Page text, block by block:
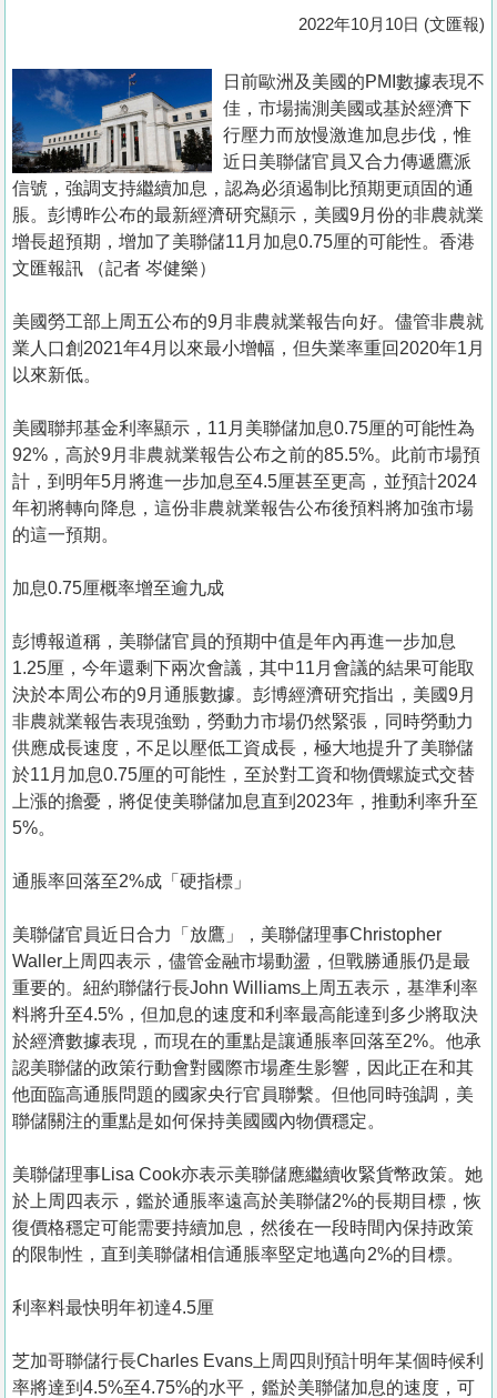
置
業
手
冊
關
於
們
2022年10月10日 (文匯報)
日前歐洲及美國的PMI數據表現不
佳，市場揣測美國或基於經濟下
行壓力而放慢激進加息步伐，惟
近日美聯儲官員又合力傳遞鷹派
信號，強調支持繼續加息，認為必須遏制比預期更頑固的通
脹。彭博昨公布的最新經濟研究顯示，美國9月份的非農就業
增長超預期，增加了美聯儲11月加息0.75厘的可能性。香港
文匯報訊 （記者 岑健樂）
美國勞工部上周五公布的9月非農就業報告向好。儘管非農就
業人口創2021年4月以來最小增幅，但失業率重回2020年1月
以來新低。
美國聯邦基金利率顯示，11月美聯儲加息0.75厘的可能性為
92%，高於9月非農就業報告公布之前的85.5%。此前市場預
計，到明年5月將進一步加息至4.5厘甚至更高，並預計2024
年初將轉向降息，這份非農就業報告公布後預料將加強市場
的這一預期。
加息0.75厘概率增至逾九成
彭博報道稱，美聯儲官員的預期中值是年內再進一步加息
1.25厘，今年還剩下兩次會議，其中11月會議的結果可能取
決於本周公布的9月通脹數據。彭博經濟研究指出，美國9月
非農就業報告表現強勁，勞動力市場仍然緊張，同時勞動力
供應成長速度，不足以壓低工資成長，極大地提升了美聯儲
於11月加息0.75厘的可能性，至於對工資和物價螺旋式交替
上漲的擔憂，將促使美聯儲加息直到2023年，推動利率升至
5%。
通脹率回落至2%成「硬指標」
美聯儲官員近日合力「放鷹」，美聯儲理事Christopher
Waller上周四表示，儘管金融市場動盪，但戰勝通脹仍是最
重要的。紐約聯儲行長John Williams上周五表示，基準利率
料將升至4.5%，但加息的速度和利率最高能達到多少將取決
於經濟數據表現，而現在的重點是讓通脹率回落至2%。他承
認美聯儲的政策行動會對國際市場產生影響，因此正在和其
他面臨高通脹問題的國家央行官員聯繫。但他同時強調，美
聯儲關注的重點是如何保持美國國內物價穩定。
美聯儲理事Lisa Cook亦表示美聯儲應繼續收緊貨幣政策。她
於上周四表示，鑑於通脹率遠高於美聯儲2%的長期目標，恢
復價格穩定可能需要持續加息，然後在一段時間內保持政策
的限制性，直到美聯儲相信通脹率堅定地邁向2%的目標。
利率料最快明年初達4.5厘
芝加哥聯儲行長Charles Evans上周四則預計明年某個時候利
率將達到4.5%至4.75%的水平，鑑於美聯儲加息的速度，可